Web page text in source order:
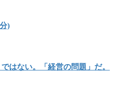
)
はない。「経営の問題」だ。